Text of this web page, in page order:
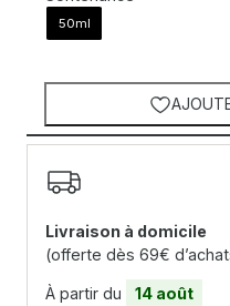
50ml
Livraison à domicile
(offerte dès 69€
À partir du 14 août